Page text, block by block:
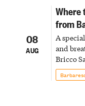
08
AUG
Where
from
A
and
Bricco